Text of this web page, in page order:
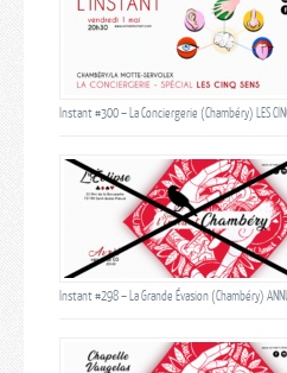
Instant #300 – La Conciergerie (Chambéry) LES
Instant #298 – La Grande Évasion (Chambéry)